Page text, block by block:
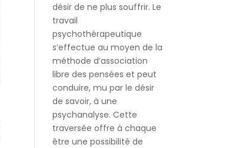
désir de ne plus souffrir. Le
travail
psychothérapeutique
s’effectue au moyen de la
méthode d’association
libre des pensées et peut
conduire, mu par le désir
de savoir, à une
psychanalyse. Cette
traversée offre à chaque
être une possibilité de